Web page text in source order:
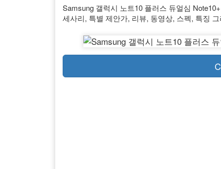
Samsung 갤럭시 노트10 플러스 듀얼심
세사리, 특별 제안가, 리뷰, 동영상, 스펙, 특징